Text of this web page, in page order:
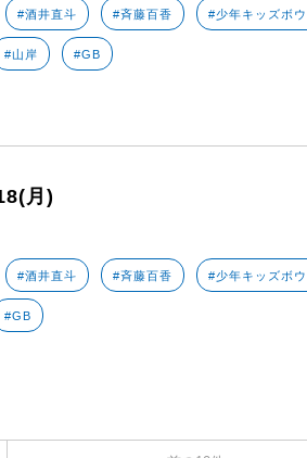
#酒井直斗 #斉藤百香 #少年キッズボウ
#山岸 #GB
月)
#酒井直斗 #斉藤百香 #少年キッズボウ
#GB